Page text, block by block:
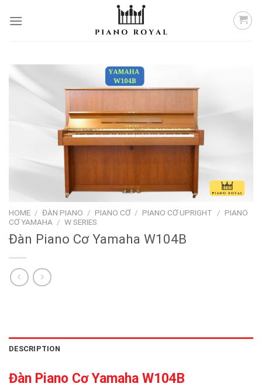
HOME / ĐÀN PIANO / PIANO CƠ / PIANO CƠ UPRIGHT / PIANO
CƠ YAMAHA / W SERIES
Đàn Piano Cơ Yamaha W104B
DESCRIPTION
Đàn Piano Cơ Yamaha W104B